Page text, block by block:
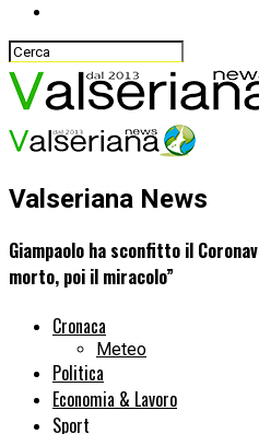
Valseriana News
Giampaolo ha sconfitto il
morto, poi il miracolo”
Cronaca
Meteo
Politica
Economia & Lavoro
Sport